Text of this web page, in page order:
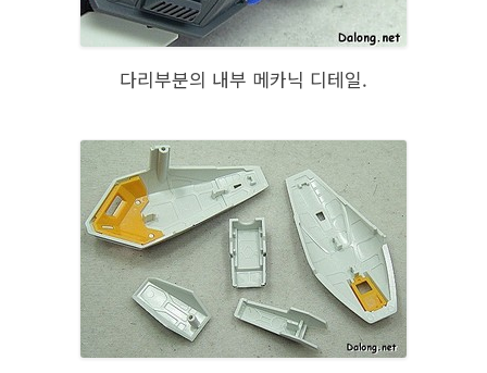
다리부분의 내부 메카닉 디테일.